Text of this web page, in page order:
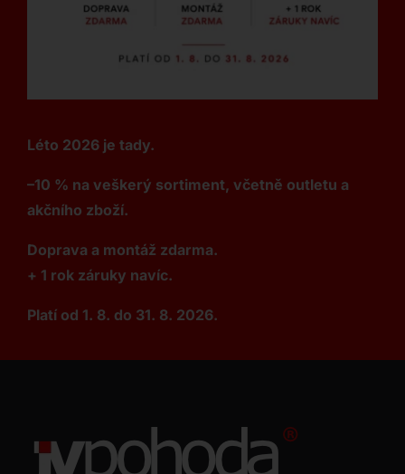
Léto 2026 je tady.
–10 % na veškerý sortiment, včetně outletu a
akčního zboží.
Doprava a montáž zdarma.
+ 1 rok záruky navíc.
Platí od 1. 8. do 31. 8. 2026.